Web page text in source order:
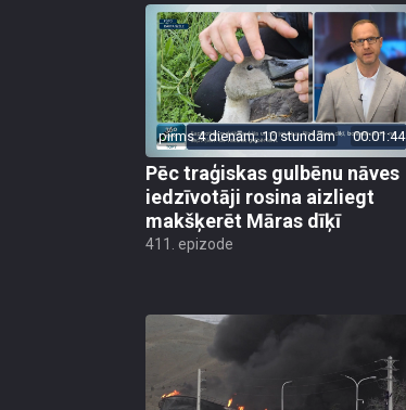
pirms 4 dienām, 10 stundām 00:01:44
Pēc traģiskas gulbēnu nāves
iedzīvotāji rosina aizliegt
makšķerēt Māras dīķī
411. epizode